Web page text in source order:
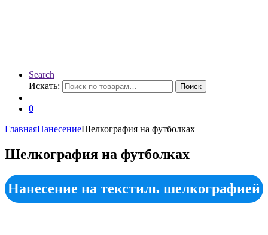
Search
Искать:
Поиск
0
ГлавнаяНанесениеШелкография на футболках
Шелкография на футболках
Нанесение на текстиль шелкографией